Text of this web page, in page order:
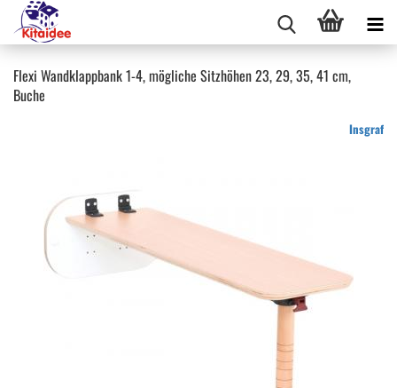
Flexi Wandklappbank 1-4, mögliche Sitzhöhen 23, 29, 35, 41 cm,
Buche
Insgraf